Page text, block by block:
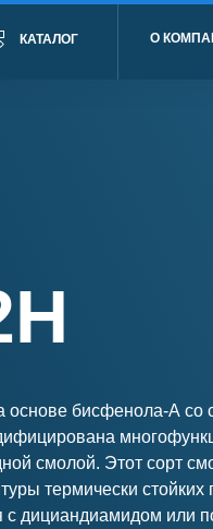
О
КАТАЛОГ
основе бисфенола-А со
смолой. Этот сорт
термически
с дициандиамидом или